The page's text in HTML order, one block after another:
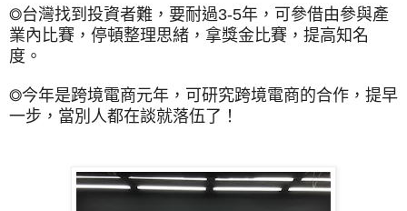
◎台灣找到投資者難，要耐過3-5年，可參借由參與產
業內比賽，停頓整理思緒，拿獎金比賽，提高知名
度。
◎今年是跨境電商元年，可研究跨境電商的合作，提早
一步，當別人都在談就落伍了！